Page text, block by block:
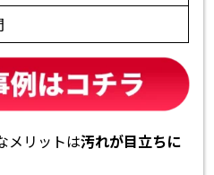
メリットは汚れが目立ちに